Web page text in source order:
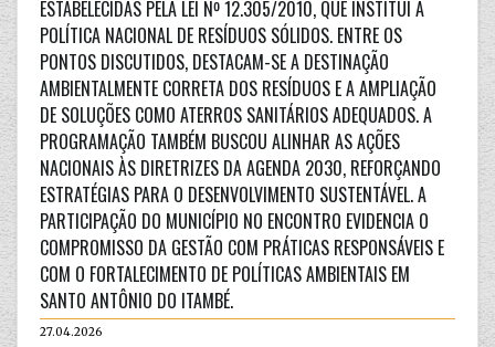
ESTABELECIDAS PELA LEI Nº 12.305/2010, QUE INSTITUI A
POLÍTICA NACIONAL DE RESÍDUOS SÓLIDOS. ENTRE OS
PONTOS DISCUTIDOS, DESTACAM-SE A DESTINAÇÃO
AMBIENTALMENTE CORRETA DOS RESÍDUOS E A AMPLIAÇÃO
DE SOLUÇÕES COMO ATERROS SANITÁRIOS ADEQUADOS. A
PROGRAMAÇÃO TAMBÉM BUSCOU ALINHAR AS AÇÕES
NACIONAIS ÀS DIRETRIZES DA AGENDA 2030, REFORÇANDO
ESTRATÉGIAS PARA O DESENVOLVIMENTO SUSTENTÁVEL. A
PARTICIPAÇÃO DO MUNICÍPIO NO ENCONTRO EVIDENCIA O
COMPROMISSO DA GESTÃO COM PRÁTICAS RESPONSÁVEIS E
COM O FORTALECIMENTO DE POLÍTICAS AMBIENTAIS EM
SANTO ANTÔNIO DO ITAMBÉ.
27.04.2026